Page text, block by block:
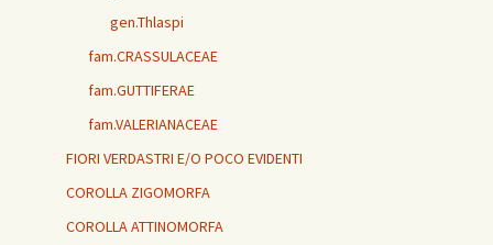
gen.Thlaspi
fam.CRASSULACEAE
fam.GUTTIFERAE
fam.VALERIANACEAE
FIORI VERDASTRI E/O POCO EVIDENTI
COROLLA ZIGOMORFA
COROLLA ATTINOMORFA